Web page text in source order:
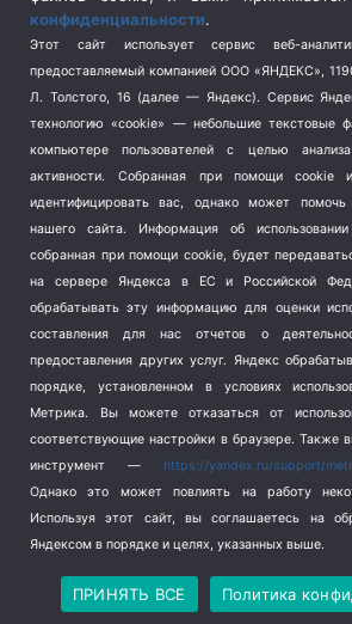
Спорт (740)
Терроризм (1)
Транспорт (262)
Туризм (178)
Школа и спорт (2)
Экология (8)
Экономика (1172)
Политика
конфиденциальности.
Этот сайт использует сервис веб-
предоставляемый компанией ООО «ЯНДЕКС»,
Л. Толстого, 16 (далее — Яндекс). Сервис
технологию «cookie» — небольшие текстовые
компьютере пользователей с целью
активности.
Собранная при помощи cookie
идентифицировать вас, однако может
нашего сайта. Информация об
собранная при помощи cookie, будет
на сервере Яндекса в ЕС и Российской
обрабатывать эту информацию для оценки
составления для нас отчетов о
предоставления других услуг. Яндекс
порядке, установленном в условиях
Метрика.
Вы можете отказаться от
соответствующие настройки в браузере. Также
инструмент — https://yandex.ru/support/
Однако это может повлиять на работу
Используя этот сайт, вы соглашаетесь на
Яндексом в порядке и целях, указанных выше.
ПРИНЯТЬ ВСЕ Политика